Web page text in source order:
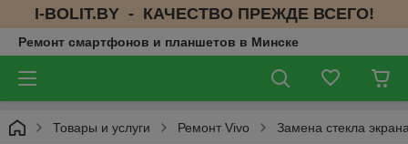
I-BOLIT.BY - КАЧЕСТВО ПРЕЖДЕ ВСЕГО!
Ремонт смартфонов и планшетов в Минске
Товары и услуги Ремонт Vivo Замена стекла